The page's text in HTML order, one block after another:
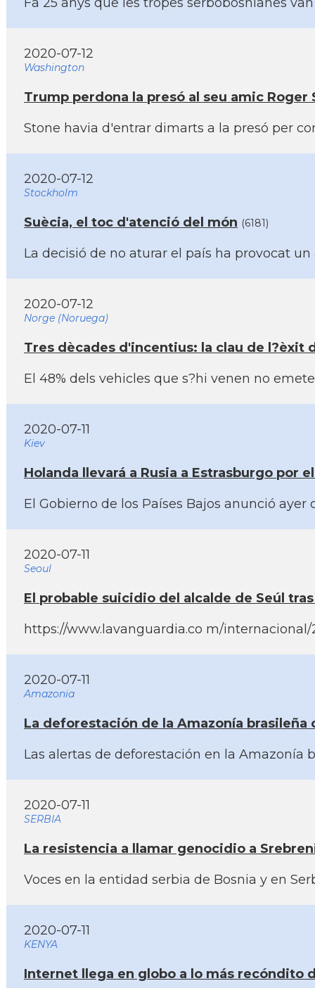
2020-07-12
Washington
Trump perdona la presó al seu amic
Stone havia d'entrar dimarts a la presó per
2020-07-12
Stockholm
Suècia, el toc d'atenció del món (6181)
La decisió de no aturar el paí­s ha provocat
2020-07-12
Norge (Noruega)
Tres dècades d'incentius: la clau de l?èxit
El 48% dels vehicles que s?hi venen no
2020-07-11
Kiev
Holanda llevará a Rusia a Estrasburgo por
El Gobierno de los Paí­ses Bajos anunció
2020-07-11
Seoul
El probable suicidio del alcalde de Seúl
https://www.lavanguardia.co m/
2020-07-11
Amazonia
La deforestación de la Amazoní­a
Las alertas de deforestación en la Amazoní­a
2020-07-11
SERBIA
La resistencia a llamar genocidio a
Voces en la entidad serbia de Bosnia y en
2020-07-11
KENYA
Internet llega en globo a lo más recóndito